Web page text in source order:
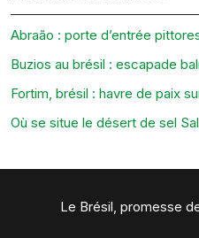
Abraão : porte d’entrée
Buzios au brésil : escapade
Fortim, brésil : havre de paix
Où se situe le désert de sel
Le Brésil, promesse